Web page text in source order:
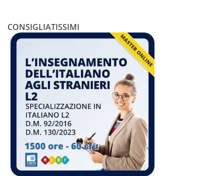
CONSIGLIATISSIMI